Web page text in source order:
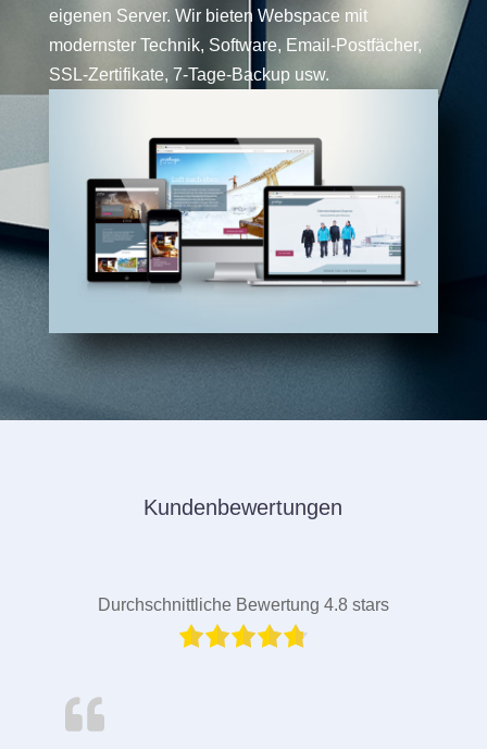
eigenen Server. Wir bieten Webspace mit
modernster Technik, Software, Email-Postfächer,
SSL-Zertifikate, 7-Tage-Backup usw.
Kundenbewertungen
Durchschnittliche Bewertung 4.8 stars